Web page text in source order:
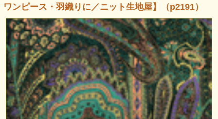
ワンピース・羽織りに／ニット生地屋】（p2191）